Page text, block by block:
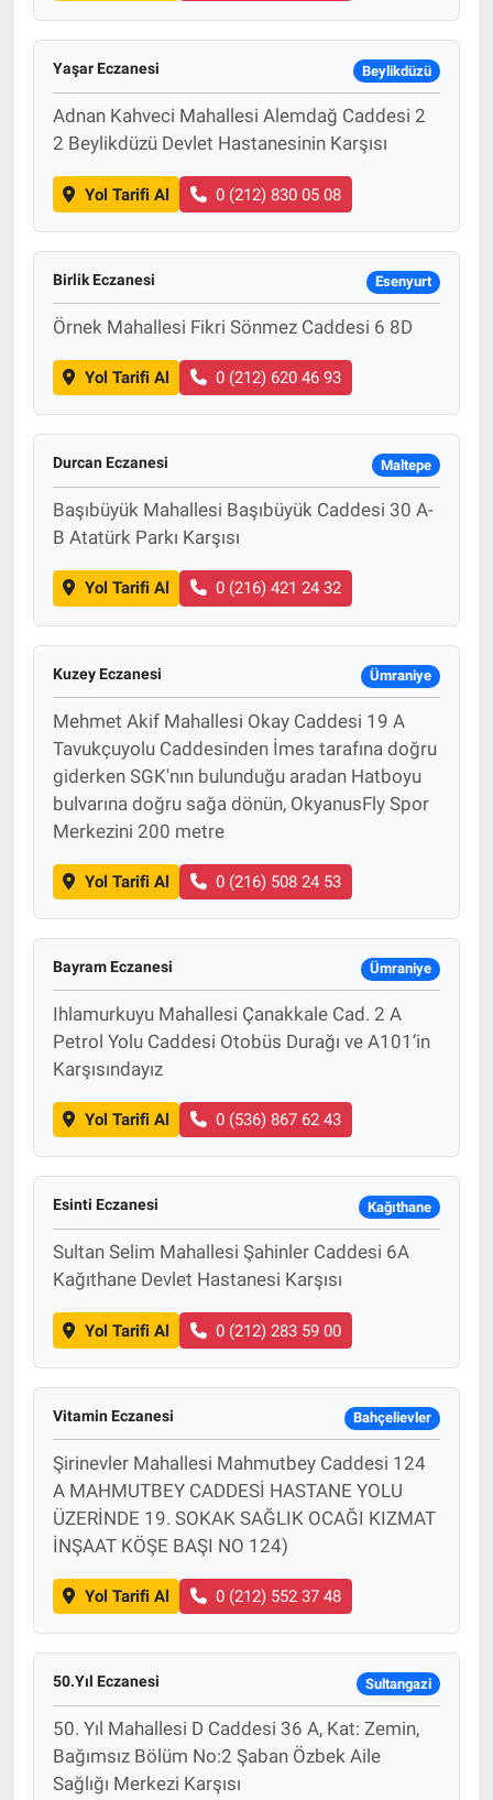
Yaşar Eczanesi Beylikdüzü
Adnan Kahveci Mahallesi Alemdağ Caddesi 2
2 Beylikdüzü Devlet Hastanesinin Karşısı
Yol Tarifi Al 0 (212) 830 05 08
Birlik Eczanesi Esenyurt
Örnek Mahallesi Fikri Sönmez Caddesi 6 8D
Yol Tarifi Al 0 (212) 620 46 93
Durcan Eczanesi Maltepe
Başıbüyük Mahallesi Başıbüyük Caddesi 30 A-
B Atatürk Parkı Karşısı
Yol Tarifi Al 0 (216) 421 24 32
Kuzey Eczanesi Ümraniye
Mehmet Akif Mahallesi Okay Caddesi 19 A
Tavukçuyolu Caddesinden İmes tarafına doğru
giderken SGK'nın bulunduğu aradan Hatboyu
bulvarına doğru sağa dönün, OkyanusFly Spor
Merkezini 200 metre
Yol Tarifi Al 0 (216) 508 24 53
Bayram Eczanesi Ümraniye
Ihlamurkuyu Mahallesi Çanakkale Cad. 2 A
Petrol Yolu Caddesi Otobüs Durağı ve A101’in
Karşısındayız
Yol Tarifi Al 0 (536) 867 62 43
Esinti Eczanesi Kağıthane
Sultan Selim Mahallesi Şahinler Caddesi 6A
Kağıthane Devlet Hastanesi Karşısı
Yol Tarifi Al 0 (212) 283 59 00
Vitamin Eczanesi Bahçelievler
Şirinevler Mahallesi Mahmutbey Caddesi 124
A MAHMUTBEY CADDESİ HASTANE YOLU
ÜZERİNDE 19. SOKAK SAĞLIK OCAĞI KIZMAT
İNŞAAT KÖŞE BAŞI NO 124)
Yol Tarifi Al 0 (212) 552 37 48
50.Yıl Eczanesi Sultangazi
50. Yıl Mahallesi D Caddesi 36 A, Kat: Zemin,
Bağımsız Bölüm No:2 Şaban Özbek Aile
Sağlığı Merkezi Karşısı